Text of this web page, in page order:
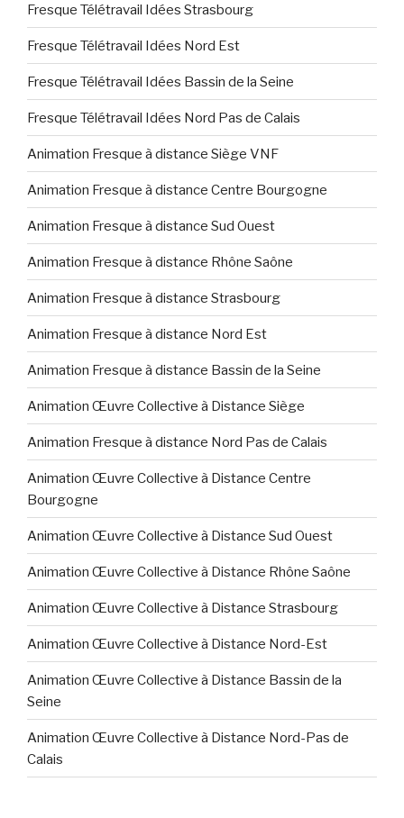
Fresque Télétravail Idées Strasbourg
Fresque Télétravail Idées Nord Est
Fresque Télétravail Idées Bassin de la Seine
Fresque Télétravail Idées Nord Pas de Calais
Animation Fresque à distance Siège VNF
Animation Fresque à distance Centre Bourgogne
Animation Fresque à distance Sud Ouest
Animation Fresque à distance Rhône Saône
Animation Fresque à distance Strasbourg
Animation Fresque à distance Nord Est
Animation Fresque à distance Bassin de la Seine
Animation Œuvre Collective à Distance Siège
Animation Fresque à distance Nord Pas de Calais
Animation Œuvre Collective à Distance Centre
Bourgogne
Animation Œuvre Collective à Distance Sud Ouest
Animation Œuvre Collective à Distance Rhône Saône
Animation Œuvre Collective à Distance Strasbourg
Animation Œuvre Collective à Distance Nord-Est
Animation Œuvre Collective à Distance Bassin de la
Seine
Animation Œuvre Collective à Distance Nord-Pas de
Calais